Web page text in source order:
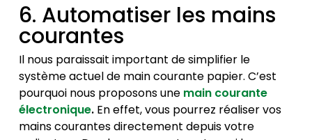
6. Automatiser les mains
courantes
Il nous paraissait important de simplifier le
système actuel de main courante papier. C’est
pourquoi nous proposons une main courante
électronique.En effet, vous pourrez réaliser vos
mains courantes directement depuis votre